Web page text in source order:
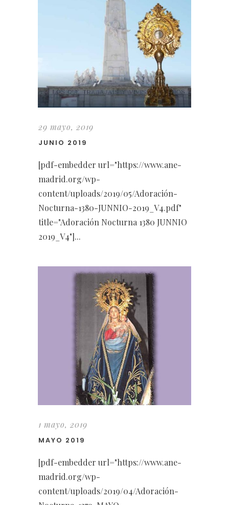
29 mayo, 2019
JUNIO 2019
[pdf-embedder url="https://www.ane-
madrid.org/wp-
content/uploads/2019/05/Adoración-
Nocturna-1380-JUNNIO-2019_V4.pdf"
title="Adoración Nocturna 1380 JUNNIO
2019_V4"]...
1 mayo, 2019
MAYO 2019
[pdf-embedder url="https://www.ane-
madrid.org/wp-
content/uploads/2019/04/Adoración-